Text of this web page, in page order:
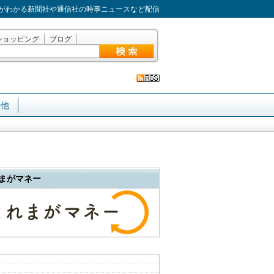
わかる新聞社や通信社の時事ニュースなど配信
ョッピング ブログ
がマネー